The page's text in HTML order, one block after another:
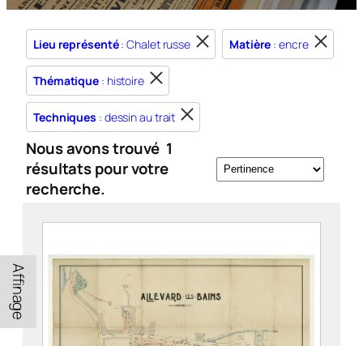
Lieu représenté: Chalet russe Matière : encre
Thématique : histoire
Techniques : dessin au trait
Nous avons trouvé 1
résultats pour votre
recherche.
Affinage